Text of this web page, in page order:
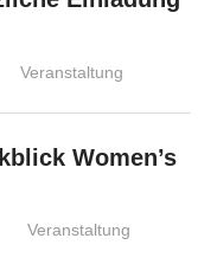
Veranstaltung
Women’s
Veranstaltung